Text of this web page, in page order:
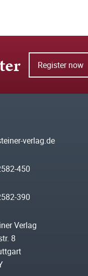
Register now
verlag.de
450
390
Verlag
8